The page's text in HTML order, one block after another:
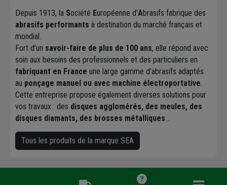
Depuis 1913, la Société Européenne d'Abrasifs fabrique des
abrasifs performants à destination du marché français et
mondial.
Fort d'un savoir-faire de plus de 100 ans, elle répond avec
soin aux besoins des professionnels et des particuliers en
fabriquant en France une large gamme d'abrasifs adaptés
au ponçage manuel ou avec machine électroportative.
Cette entreprise propose également diverses solutions pour
vos travaux : des disques agglomérés, des meules, des
disques diamants, des brosses métalliques...
Tous les produits de la marque SEA